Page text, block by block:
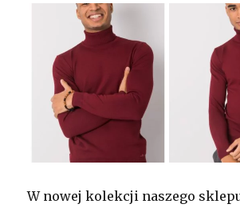
W nowej kolekcji naszego